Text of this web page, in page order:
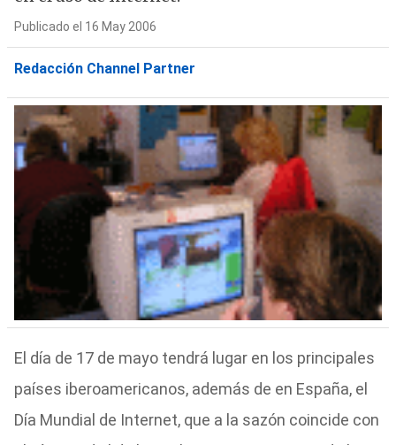
Publicado el 16 May 2006
Redacción Channel Partner
El día de 17 de mayo tendrá lugar en los principales
países iberoamericanos, además de en España, el
Día Mundial de Internet, que a la sazón coincide con